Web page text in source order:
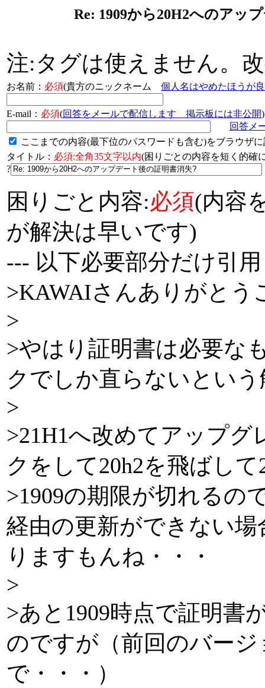
Re: 1909から20H2へのアッ
注:タグは使えません。
お名前： 必須(貴方のニックネーム 個人名はやめたほうが
E-mail： 必須(回答をメールで配信します 掲示板には非公開)
回答メ
ここまでの内容(最下位のパスワードも含む)をブラウザ
タイトル： 必須:全角35文字以内(困りごとの内容を短く的
?
困りごと内容:必須(内容
が解決は早いです)
--- 以下必要部分だけ引
>KAWAIさんありがとう
>
>やはり証明書は必要な
クでしか直らないとい
>
>21H1へ改めてアップ
クをして20h2を飛ばし
>1909の期限が切れるの
経由の更新ができない
りますもんね・・・
>
>あと1909時点で証明書
のですが（前回のバー
で・・・）